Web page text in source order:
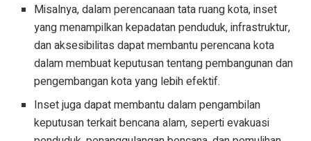
Misalnya, dalam perencanaan tata ruang kota, inset
yang menampilkan kepadatan penduduk, infrastruktur,
dan aksesibilitas dapat membantu perencana kota
dalam membuat keputusan tentang pembangunan dan
pengembangan kota yang lebih efektif.
Inset juga dapat membantu dalam pengambilan
keputusan terkait bencana alam, seperti evakuasi